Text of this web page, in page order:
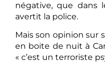
négative, que dans
avertit la police.
Mais son opinion sur
en boite de nuit à
« c’est un terroriste